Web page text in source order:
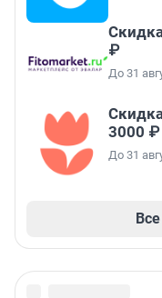
₽
До 31
3000 ₽
До 31